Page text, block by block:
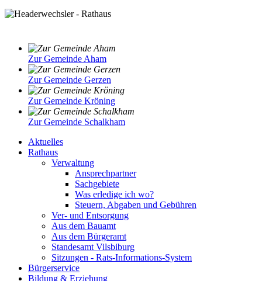
Zur Gemeinde Aham
Zur Gemeinde Gerzen
Zur Gemeinde Kröning
Zur Gemeinde Schalkham
Aktuelles
Rathaus
Verwaltung
Ansprechpartner
Sachgebiete
Was erledige ich wo?
Steuern, Abgaben und Gebühren
Ver- und Entsorgung
Aus dem Bauamt
Aus dem Bürgeramt
Standesamt Vilsbiburg
Sitzungen - Rats-Informations-System
Bürgerservice
Bildung & Erziehung